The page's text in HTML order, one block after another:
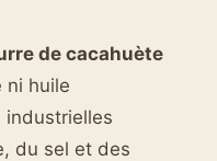
de cacahuète
ni huile
industrielles
du sel et des